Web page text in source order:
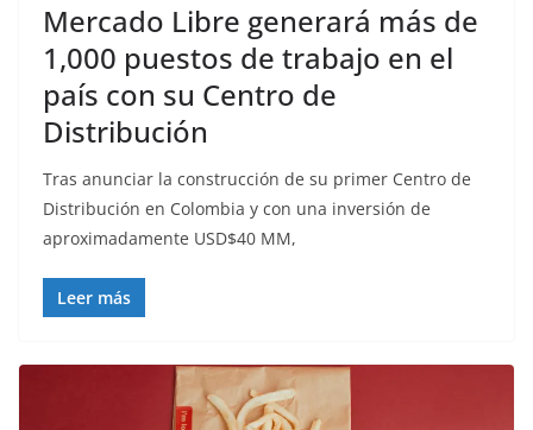
Mercado Libre generará más de
1,000 puestos de trabajo en el
país con su Centro de
Distribución
Tras anunciar la construcción de su primer Centro de
Distribución en Colombia y con una inversión de
aproximadamente USD$40 MM,
Leer más